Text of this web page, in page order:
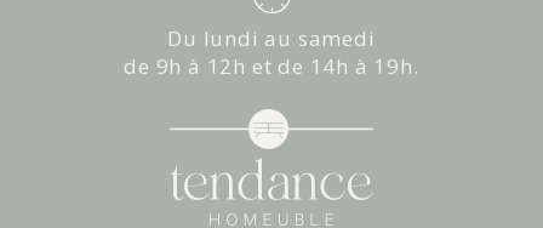
Du lundi au samedi
de 9h à 12h et de 14h à 19h.